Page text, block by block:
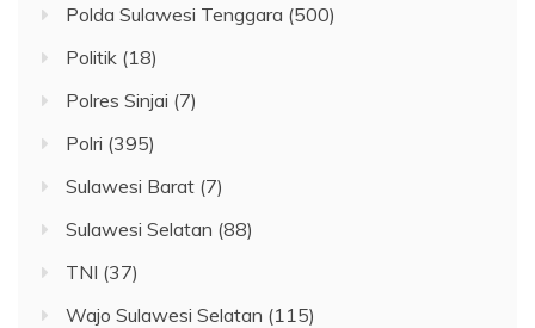
Polda Sulawesi Tenggara (500)
Politik (18)
Polres Sinjai (7)
Polri (395)
Sulawesi Barat (7)
Sulawesi Selatan (88)
TNI (37)
Wajo Sulawesi Selatan (115)